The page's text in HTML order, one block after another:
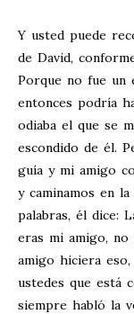
Y usted puede
de David,
Porque no fue un
entonces podría
odiaba el que se
escondido de él.
guía y mi amigo
y caminamos en
palabras, él dice:
eras mi amigo, no
amigo hiciera
ustedes que está
siempre habló la